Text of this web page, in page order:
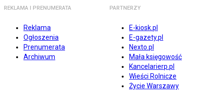
REKLAMA I PRENUMERATA
Reklama
Ogłoszenia
Prenumerata
Archiwum
PARTNERZY
E-kiosk.pl
E-gazety.pl
Nexto.pl
Mała księgowość
Kancelarierp.pl
Wieści Rolnicze
Życie Warszawy